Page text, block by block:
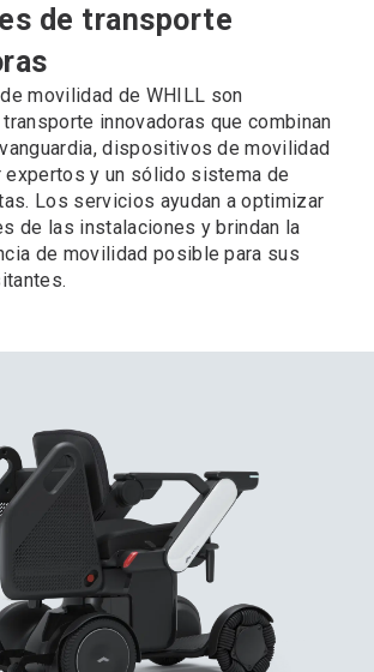
de transporte
movilidad de WHILL son
innovadoras que combinan
dispositivos de movilidad
expertos y un sólido sistema de
Los servicios ayudan a optimizar
de las instalaciones y brindan la
de movilidad posible para sus